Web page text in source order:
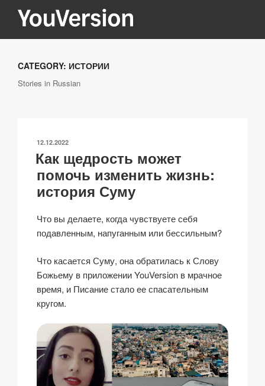
YOUVERSION
Seeking God every day.
CATEGORY: ИСТОРИИ
Stories in Russian
ОПУБЛИКОВАНО
12.12.2022
Как щедрость может
помочь изменить жизнь:
история Суму
Что вы делаете, когда чувствуете себя
подавленным, напуганным или бессильным?
Что касается Суму, она обратилась к Слову
Божьему в приложении YouVersion в мрачное
время, и Писание стало ее спасательным
кругом.